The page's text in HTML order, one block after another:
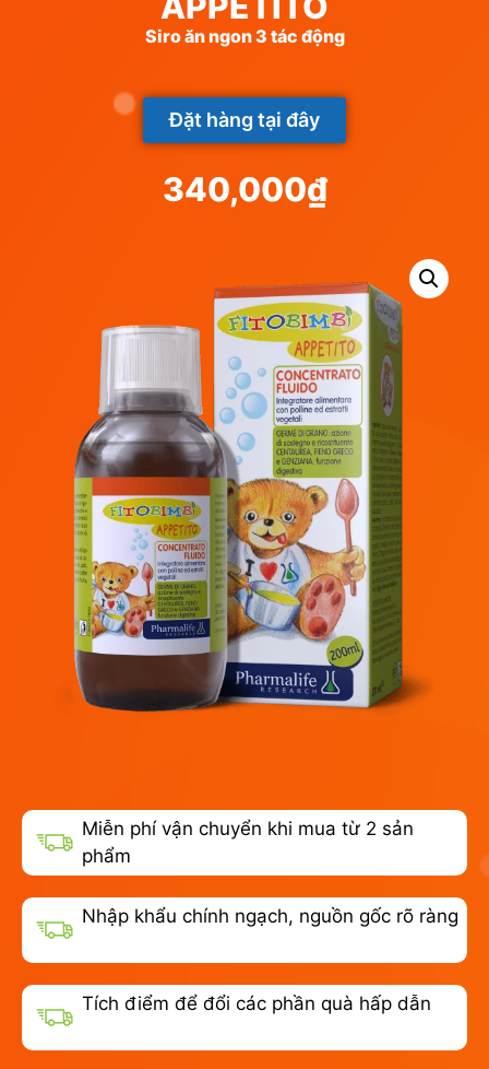
Siro ăn ngon 3 tác động
Đặt hàng tại đây
340,000₫
Miễn phí vận chuyển khi mua từ 2 sản
phẩm
Nhập khẩu chính ngạch, nguồn gốc rõ ràng
Tích điểm để đổi các phần quà hấp dẫn